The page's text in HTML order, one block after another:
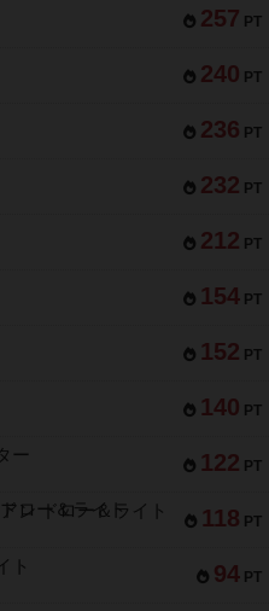
257 PT
240 PT
236 PT
232 PT
212 PT
154 PT
152 PT
140 PT
122 PT
ー
118 PT
ン ドロー＆ライト
94 PT
ト